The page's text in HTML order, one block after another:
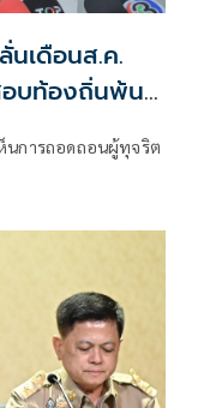
นเดือนส.ค.
อบท้องถิ่นพ้น
นการถอดถอนผู้ทุจริต